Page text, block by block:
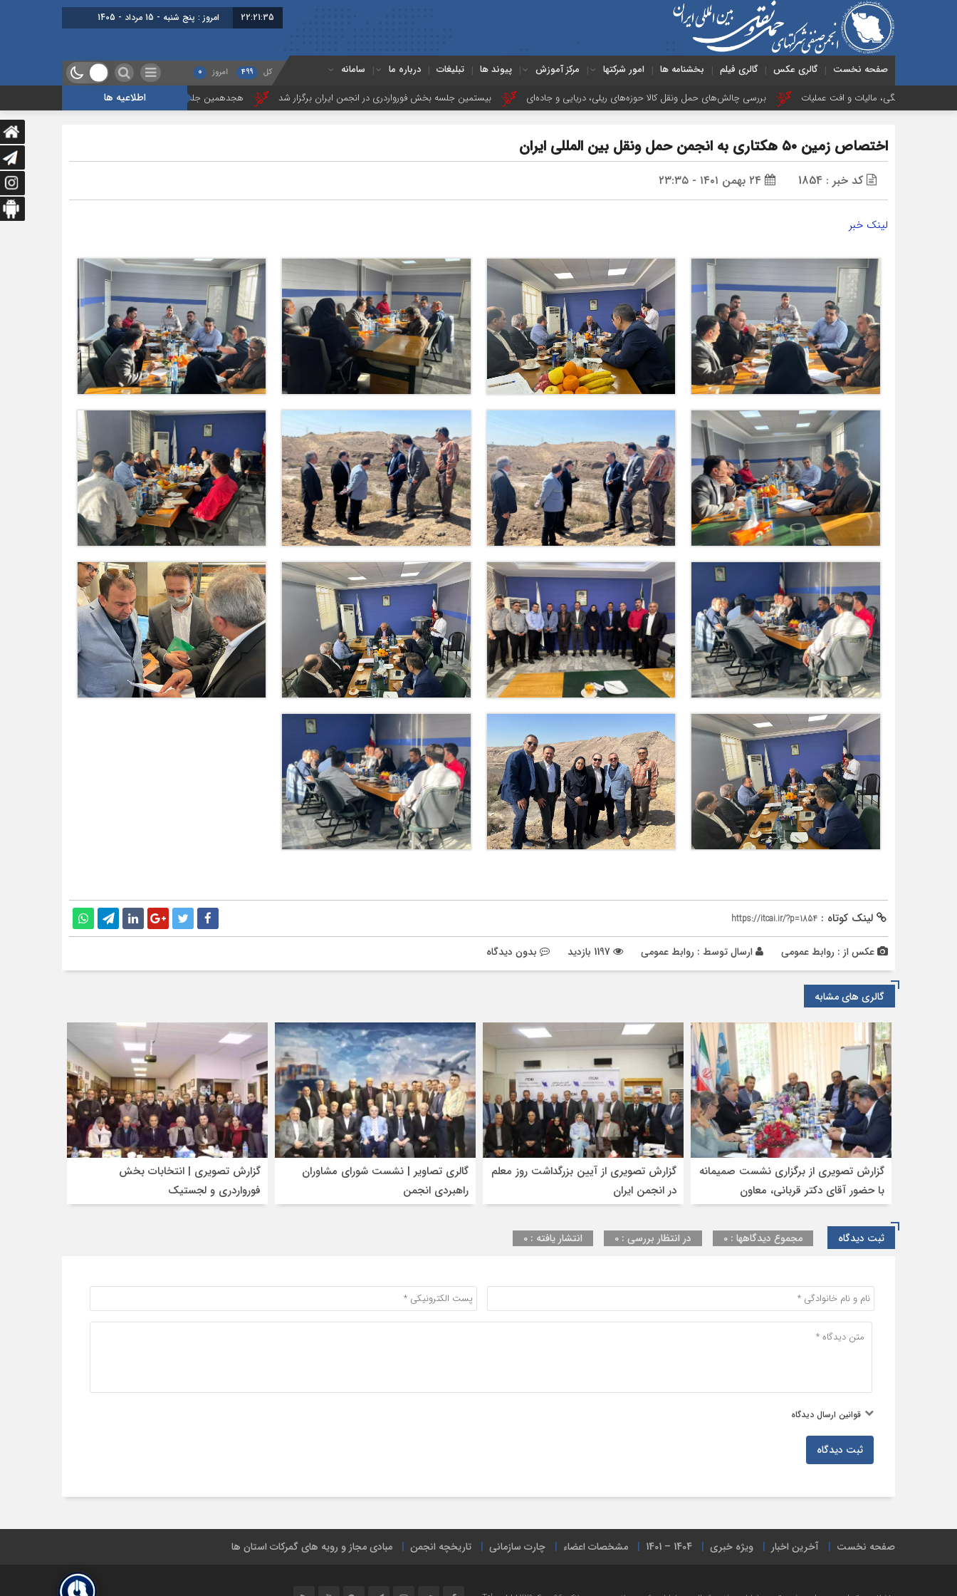
22:21:36 امروز : پنج شنبه - 15 مرداد - 1405
صفحه نخست گالری عکس گالری فیلم بخشنامه ها امور شرکتها مرکز آموزش پیوند ها تبلیغات درباره ما سامانه کل 499 امروز 0
اطلاعیه ها مالیات و افت عملیات بررسی چالش‌های حمل ونقل کالا حوزه‌های ریلی، دریایی و جاده‌ای بیستمین جلسه بخش فورواردری در انجمن ایران برگزار شد هجدهمین جلسه بخش جاده ای برگزار شد گزارشی از آخرین جلسه بخش
اختصاص زمین ۵۰ هکتاری به انجمن حمل و‌نقل بین المللی ایران
کد خبر : 1854
لینک خبر
لینک کوتاه : https://itcai.ir/?p=1854
عکس از : روابط عمومی ارسال توسط : روابط عمومی بدون دیدگاه
گالری های مشابه
گزارش تصویری از برگزاری نشست صمیمانه
با حضور آقای دکتر قربانی، معاون
حمل‌ونقل وزیر راه و شهرسازی،آقای
مهندس جمیلی مدیرکل تشکل‌های وزارت
راه و شهرسازی، جناب آقای مهندس
آقای خناری مدیرکل دفتر ترانزیت گمرک
ج.ا.ا، و جناب آقای زندیه مدیر کارنه تیر اتاق
ایران به همراه نمایندگان تشکل‌های
تخصصی حوزه حمل‌ونقل بین‌المللی ایران
گزارش تصویری از آیین بزرگداشت روز معلم
در انجمن ایران
گالری تصاویر | نشست شورای مشاوران
راهبردی انجمن
گزارش تصویری | انتخابات بخش
فورواردری و لجستیک
ثبت دیدگاه مجموع دیدگاهها : 0 در انتظار بررسی : 0 انتشار یافته : 0
قوانین ارسال دیدگاه
ثبت دیدگاه
صفحه نخست آخرین اخبار ویژه خبری 1404 – 1401 مشخصات اعضاء چارت سازمانی تاریخچه انجمن مبادی مجاز و رویه های گمرکات استان ها